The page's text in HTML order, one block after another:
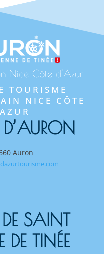
Nice Côte d'Azur
TOURISME
NICE CÔTE
D’AURON
Auron
DE SAINT
DE TINÉE